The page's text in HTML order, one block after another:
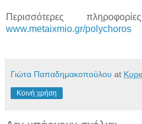
Περισσότερες
www.metaixmio.gr/polychoros
Γιώτα Παπαδημακοπούλου at
Κοινή χρήση